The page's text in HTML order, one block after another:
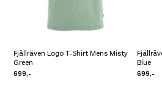
Fjällräven Logo T-Shirt Mens Misty
Green
699,-
Blue
699,-